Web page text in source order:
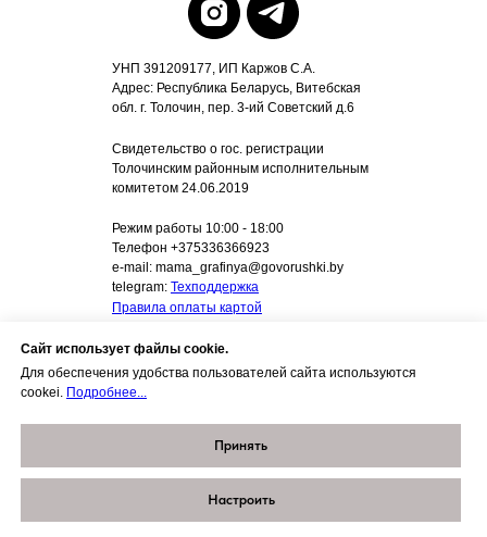
Сайт использует файлы cookie.
Для обеспечения удобства пользователей сайта используются
cookei. Подробнее...
Принять
Настроить
УНП 391209177, ИП Каржов С.А.
Адрес: Республика Беларусь, Витебская
обл. г. Толочин, пер. 3-ий Советский д.6
Правила оплаты картой
Публичная оферта "Запуск речи с мамой"
Оферта на передачу имущественных
прав
Свидетельство о гос. регистрации
Толочинским районным исполнительным
комитетом 24.06.2019
Режим работы 10:00 - 18:00
Телефон +375336366923
e-mail: mama_grafinya@govorushki.by
telegram: Техподдержка